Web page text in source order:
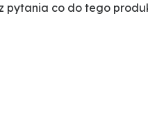
pytania co do tego